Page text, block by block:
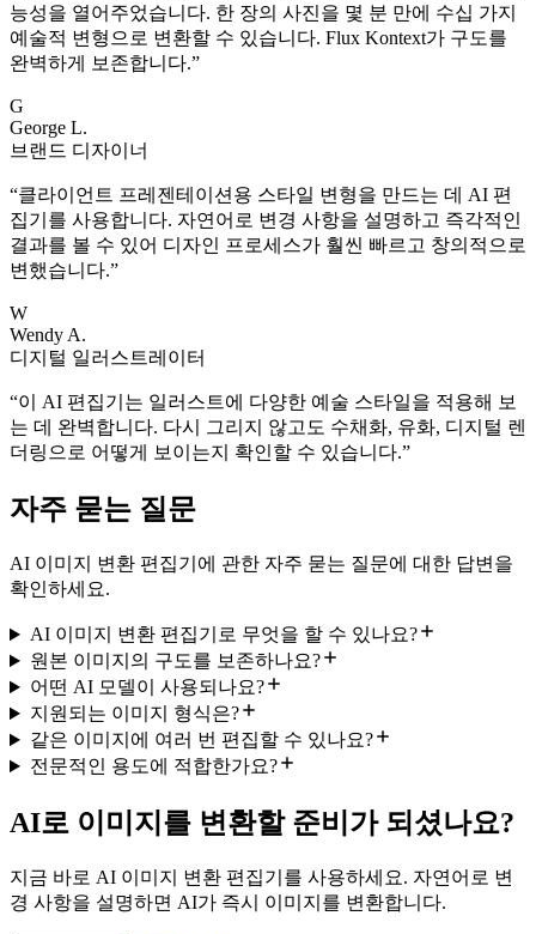
능성을 열어주었습니다. 한 장의 사진을 몇 분 만에 수십 가지
예술적 변형으로 변환할 수 있습니다. Flux Kontext가 구도를
완벽하게 보존합니다.”
G
George L.
브랜드 디자이너
“클라이언트 프레젠테이션용 스타일 변형을 만드는 데 AI 편
집기를 사용합니다. 자연어로 변경 사항을 설명하고 즉각적인
결과를 볼 수 있어 디자인 프로세스가 훨씬 빠르고 창의적으로
변했습니다.”
W
Wendy A.
디지털 일러스트레이터
“이 AI 편집기는 일러스트에 다양한 예술 스타일을 적용해 보
는 데 완벽합니다. 다시 그리지 않고도 수채화, 유화, 디지털 렌
더링으로 어떻게 보이는지 확인할 수 있습니다.”
자주 묻는 질문
AI 이미지 변환 편집기에 관한 자주 묻는 질문에 대한 답변을
확인하세요.
AI 이미지 변환 편집기로 무엇을 할 수 있나요?
원본 이미지의 구도를 보존하나요?
어떤 AI 모델이 사용되나요?
지원되는 이미지 형식은?
같은 이미지에 여러 번 편집할 수 있나요?
전문적인 용도에 적합한가요?
AI로 이미지를 변환할 준비가 되셨나요?
지금 바로 AI 이미지 변환 편집기를 사용하세요. 자연어로 변
경 사항을 설명하면 AI가 즉시 이미지를 변환합니다.